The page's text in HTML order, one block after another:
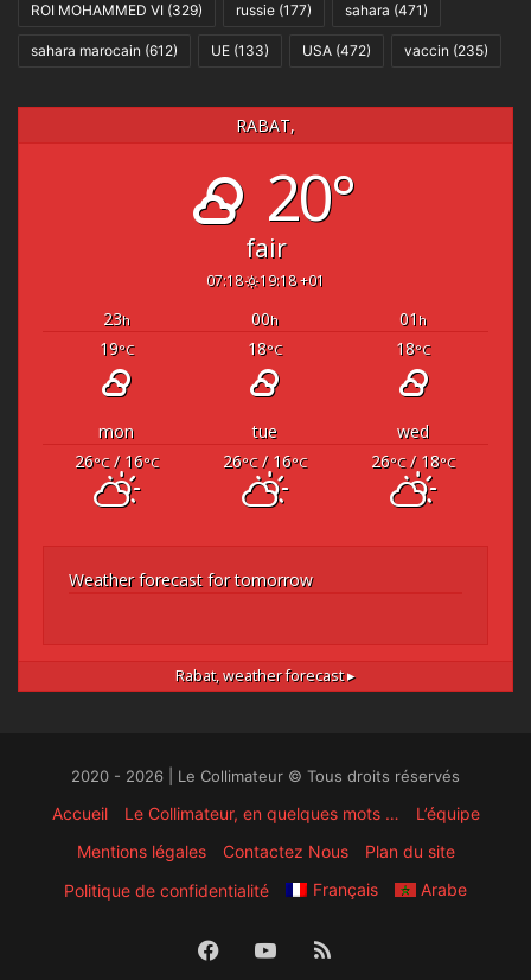
ROI MOHAMMED VI (329) russie (177) sahara (471)
sahara marocain (612) UE (133) USA (472) vaccin (235)
RABAT,
20°
fair
07:18 19:18 +01
23h 00h 01 h
19°C 18°C 18°C
mon tue
wed
26°C/ 16°C 26°C/ 16°C 26°C/ 18°C
Weather forecast for tomorrow
Rabat,weather forecast ▸
2020 - 2026 | Le Collimateur © Tous droits réservés
Accueil Le Collimateur, en quelques mots …
L’équipe
Mentions légales
Contactez Nous
Plan du site
Politique de confidentialité
Français Arabe
FacebookYouTube